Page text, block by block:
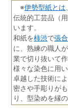
※伊勢型紙とは
伝統的工芸品（用
います。
和紙を柿渋で張
に、熟練の職人
業で切り抜いて作
様々な染色に用
卓越した技術に
密さや手彫りが
り、型染めを縁